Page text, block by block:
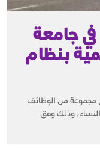
جامعة
بنظام
مجموعة من الوظائف
وذلك وفق